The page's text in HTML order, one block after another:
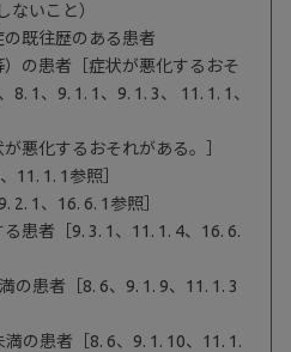
ないこと）
既往歴のある患者
の患者［症状が悪化するおそ
1、9. 1. 1、9. 1. 3、 11. 1. 1、
悪化するおそれがある。］
11. 1. 1参照］
2. 1、16. 6. 1参照］
患者［9. 3. 1、11. 1. 4、16. 6.
の患者［8. 6、9. 1. 9、11. 1. 3
満の患者［8. 6、9. 1. 10、11. 1.